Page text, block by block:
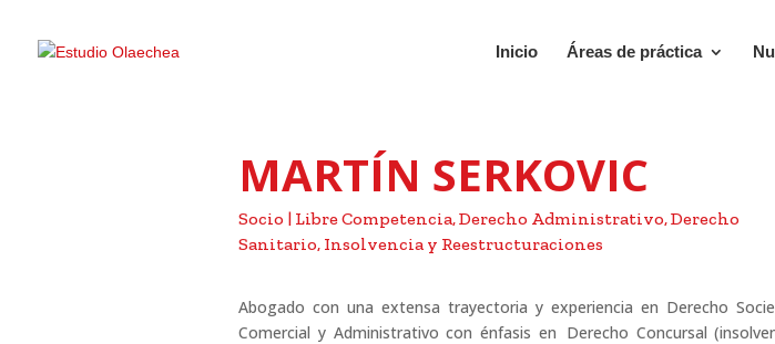
Inicio Áreas de práctica
MARTÍN SERKOVIC
Socio | Libre Competencia, Derecho Administrativo, Derecho
Sanitario, Insolvencia y Reestructuraciones
Abogado con una extensa trayectoria y experiencia en Derecho
Comercial y Administrativo con énfasis en Derecho Concursal